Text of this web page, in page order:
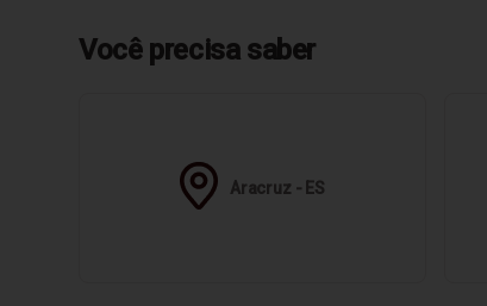
Você precisa saber
Aracruz - ES